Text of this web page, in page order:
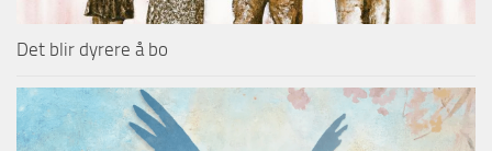
Det blir dyrere å bo